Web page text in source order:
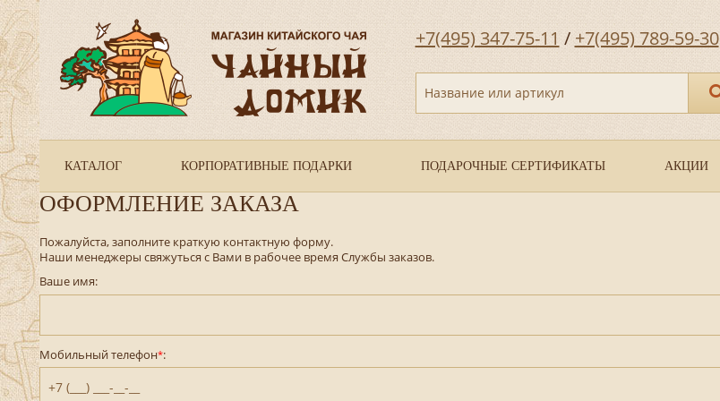
+7(495) 347-75-11 / +7(495) 789-59-30
Название или артикул
КАТАЛОГ КОРПОРАТИВНЫЕ ПОДАРКИ ПОДАРОЧНЫЕ СЕРТИФИКАТЫ АКЦИИ
ОФОРМЛЕНИЕ ЗАКАЗА
Пожалуйста, заполните краткую контактную форму.
Наши менеджеры свяжуться с Вами в рабочее время Службы заказов.
Ваше имя:
Мобильный телефон*:
+7 (___) ___-__-__